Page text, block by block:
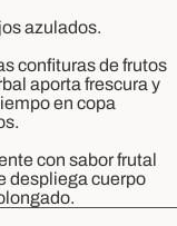
azulados.
confituras de frutos
aporta frescura y
en copa
con sabor frutal
despliega cuerpo